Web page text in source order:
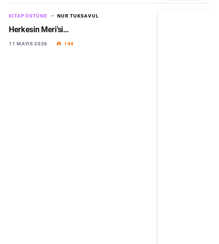
KITAP ÜSTÜNE NUR TUKSAVUL
Herkesin Meri’si…
11 MAYIS 2026 144